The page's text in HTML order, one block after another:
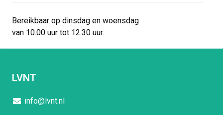
Bereikbaar op dinsdag en woensdag
van 10.00 uur tot 12.30 uur.
LVNT
info@lvnt.nl